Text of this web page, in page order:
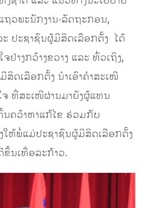
ວພະນັກງານ-ລັດຖະກອນ,
ປະຊາຊົນຜູ້ມີສິດເລືອກຕັ້ງ ໄດ້
ຢ່າງກວ້າງຂວາງ ແລະ ທົ່ວເຖິງ,
ດເລືອກຕັ້ງ ນໍາເອົາຄໍາສະເໜີ
ທີ່ສະເໜີຜ່ານມາຍັງຜູ້ແທນ
ນຄວ້າຫາແກ້ໄຂ ຮ່ວມກັບ
ຫ້ພໍ່ແມ່ປະຊາຊົນຜູ້ມີສິດເລືອກຕັ້ງ
ນເທື່ອລະກ້າວ.